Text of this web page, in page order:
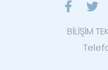
BİLİŞİM